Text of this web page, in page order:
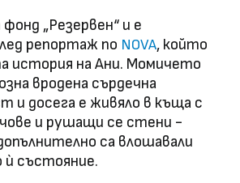
„Резервен“ и е
репортаж по NOVA, който
история на Ани. Момичето
вродена сърдечна
и досега е живяло в къща с
и рушащи се стени -
са влошавали
ѝ състояние.